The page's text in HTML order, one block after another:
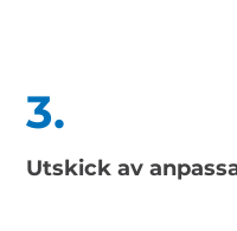
3.
Utskick av